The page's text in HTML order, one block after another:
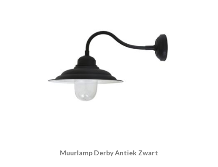
Muurlamp Derby Antiek Zwart